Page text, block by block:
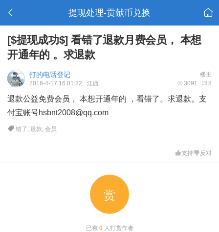
提现处理-贡献币兑换
[$提现成功$] 看错了退款月费会员， 本想
开通年的 。求退款
楼主
打的电话登记
3091 8
2018-4-17 16:01:22 江西
退款公益免费会员， 本想开通年的 ，看错了。求退款。支
付宝账号hsbnt2008@qq.com
错了 ,退款,会员
支持 反对
赏
已有 0人打赏作者